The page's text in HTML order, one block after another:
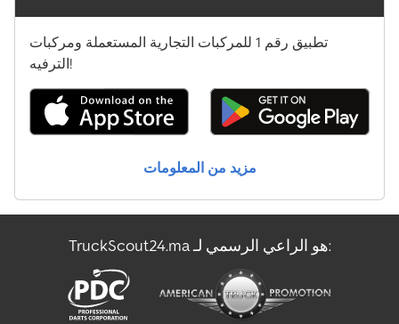
Liebherr Ltm 1130-5.1
Liebherr Ltm 1150-5.3
Liebherr Ltm 1300-6.2
Liebherr Ltm 1500-8.1
Liebherr Mk 140
Liebherr R 924 Litronic
تطبيق رقم 1 للمركبات التجارية المستعملة ومركبات
الترفيه!
مزيد من المعلومات
TruckScout24.ma هو الراعي الرسمي لـ: